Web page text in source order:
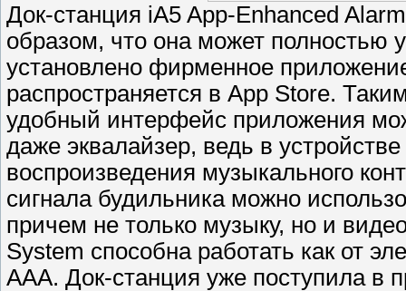
Док-станция iA5 App-Enhanced
образом, что она может полностью
установлено фирменное
распространяется в App Store.
удобный интерфейс приложения
даже эквалайзер, ведь в
воспроизведения музыкального
сигнала будильника можно
причем не только музыку, но и
System способна работать как от
ААА. Док-станция уже поступила в